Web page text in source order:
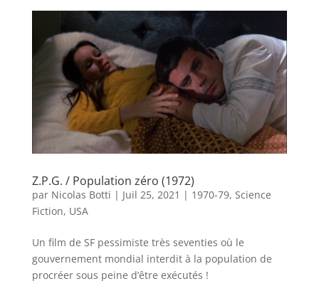
Z.P.G. / Population zéro (1972)
par Nicolas Botti | Juil 25, 2021 | 1970-79, Science
Fiction, USA
Un film de SF pessimiste très seventies où le
gouvernement mondial interdit à la population de
procréer sous peine d’être exécutés !